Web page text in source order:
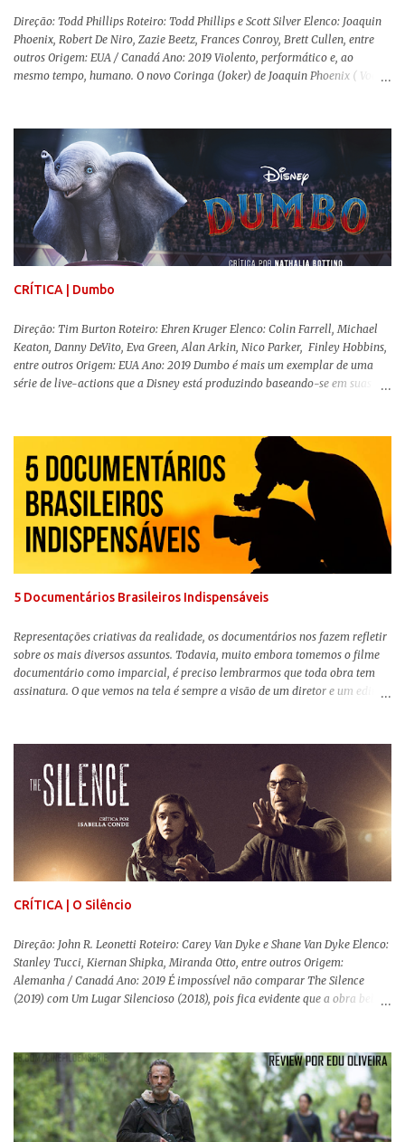
Direção: Todd Phillips Roteiro: Todd Phillips e Scott Silver Elenco: Joaquin
Phoenix, Robert De Niro, Zazie Beetz, Frances Conroy, Brett Cullen, entre
outros Origem: EUA / Canadá Ano: 2019 Violento, performático e, ao
mesmo tempo, humano. O novo Coringa (Joker) de Joaquin Phoenix ( Você
Comics . É importante ressaltar que este não é um filme de herói. E muito
menos de vilão. O longa de Todd Phillips (Se Beber, Não Case!) segue uma
trajetória profunda do reflexo da corrupção da sociedade na vida de um ser
humano, capaz de causar perturbação e desconforto do inicio ao fim da
projeção, e por mais um bom tempo após deixar o cinema. Trata-se de
uma obra difícil de ser "digerida", pois lida com temas sensíveis, como
abuso, doença mental, bullying e violência física. Todo esse turbilhão de
informações molda a mente d...
CRÍTICA | Dumbo
Direção: Tim Burton Roteiro: Ehren Kruger Elenco: Colin Farrell, Michael
Keaton, Danny DeVito, Eva Green, Alan Arkin, Nico Parker, Finley Hobbins,
entre outros Origem: EUA Ano: 2019 Dumbo é mais um exemplar de uma
série de live-actions que a Disney está produzindo baseando-se em suas
remake , já que a história do elefantinho voador foi reinventada de forma
mais realista, se adequando perfeitamente a proposta. Não há animais
falantes, por exemplo, mas nem por isso o tom lúdico e infantil é deixado
de lado. Apesar da relevância histórica, o filme supera a animação original
em termos visuais e narrativos, , superando a animação original em termos
visuais e narrativos. A história começa quando o pai das crianças, Holt
Ferrier (Colin Farrell), uma ex-estrela de circo, volta da guerra e se depara
5 Documentários Brasileiros Indispensáveis
Representações criativas da realidade, os documentários nos fazem refletir
sobre os mais diversos assuntos. Todavia, muito embora tomemos o filme
documentário como imparcial, é preciso lembrarmos que toda obra tem
assinatura. O que vemos na tela é sempre a visão de um diretor e um editor
sempre importante levarmos em conta quem assina e qual a função social
da obra. O cinema brasileiro é celeiro de grandes documentaristas, muitos
deles mundialmente reconhecidos. Pensando na variedade de estilos e
estéticas de se fazer documentários, selecionei 5 produções tupiniquins do
gênero que, para mim, são indispensáveis: ▼ Cabra Marcado para Morrer
(1984) , de Eduardo Coutinho Em 1964, devido ao golpe militar, Eduardo
Coutinho (Edifício Master) teve que abandonar as filmagens do
documentário sobre o assassinato do líder camponês Joã...
CRÍTICA | O Silêncio
Direção: John R. Leonetti Roteiro: Carey Van Dyke e Shane Van Dyke Elenco:
Stanley Tucci, Kiernan Shipka, Miranda Otto, entre outros Origem:
Alemanha / Canadá Ano: 2019 É impossível não comparar The Silence
(2019) com Um Lugar Silencioso (2018), pois fica evidente que a obra bebe
reproduzir alguns elementos que consograram a obra de John Krasinski
(The Office). Aqui os “monstros” com audições aguçadas eram seres da
Terra que estavam presos por séculos em uma caverna recém descoberta,
libertando-os pelo mundo. O espectador acompanha uma família que tem
uma pequena vantagem em relação às outras pessoas. Adivinhem? Sabem